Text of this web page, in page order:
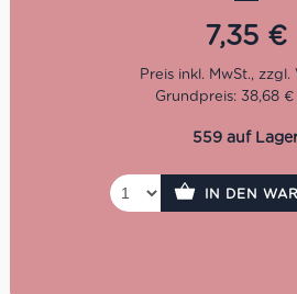
als Brotaufstrich, für Desserts,
Zutat für süße Kreationen mit
7,35 €
Grundpreis: 38,68
559 auf
IN DEN